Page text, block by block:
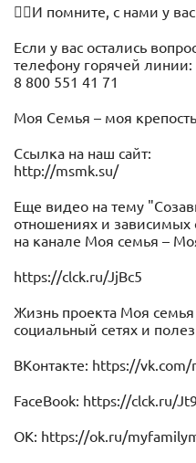
☝🏻И помните, с нами у
Если у вас остались
телефону горячей линии:
8 800 551 41 71
Моя Семья – моя
Ссылка на наш сайт:
http://msmk.su/
Еще видео на тему
отношениях и зависимых
на канале Моя семья –
https://clck.ru/JjBc5
Жизнь проекта Моя
социальный сетях и
ВКонтакте: https://
FaceBook: https://clck.ru/
OK: https://ok.ru/